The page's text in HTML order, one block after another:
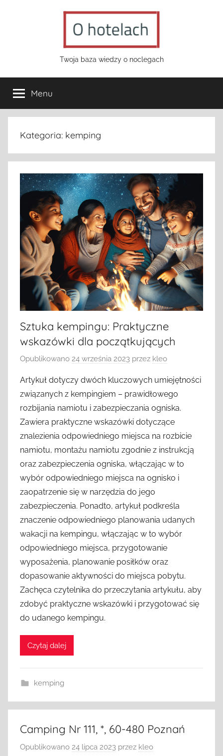
hotelach.pl
Twoja baza wiedzy o noclegach
Menu
Kategoria: kemping
Sztuka kempingu: Praktyczne
wskazówki dla początkujących
Opublikowano 24 września 2023 przez kleo
Artykuł dotyczy dwóch kluczowych umiejętności
związanych z kempingiem – prawidłowego
rozbijania namiotu i zabezpieczania ogniska.
Zawiera praktyczne wskazówki dotyczące
znalezienia odpowiedniego miejsca na rozbicie
namiotu, montażu namiotu zgodnie z instrukcją
oraz zabezpieczenia ogniska, włączając w to
wybór odpowiedniego miejsca na ognisko i
zaopatrzenie się w narzędzia do jego
zabezpieczenia. Ponadto, artykuł podkreśla
znaczenie odpowiedniego planowania udanych
wakacji na kempingu, włączając w to wybór
odpowiedniego miejsca, przygotowanie
wyposażenia, planowanie posiłków oraz
dopasowanie aktywności do miejsca pobytu.
Zachęca czytelnika do przeczytania artykułu, aby
zdobyć praktyczne wskazówki i przygotować się
do udanego kempingu.
Czytaj dalej
kemping
Camping Nr 111, *, 60-480 Poznań
Opublikowano 24 lipca 2023 przez kleo